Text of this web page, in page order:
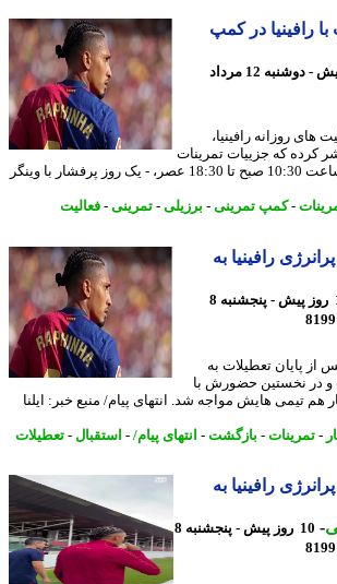
در کمپ
6 روز پیش - دوشنبه 12 مرداد
روزانه رافینیا،
که جزییات تمرینات
سخت و فشرده او را از ساعت 10:30 صبح تا 18:30 عصر، - یک روز پرفشار با وینگر
-کمپ تمرینی-برزیلی-تمرینی-فعالیت
رافینیا به
10 روز پیش - پنجشنبه 8
پایان تعطیلات به
نخستین حضورش با
هایش مواجه شد. انتهای پیام/ منبع خبر: ایلنا
-بازگشت-انتهای پیام/ -استقبال-تعطیلات
رافینیا به
10 روز پیش - پنجشنبه 8